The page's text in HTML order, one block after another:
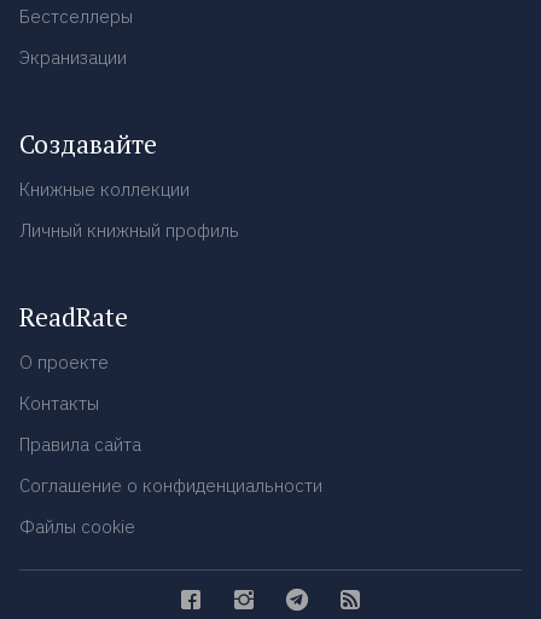
Бестселлеры
Экранизации
Создавайте
Книжные коллекции
Личный книжный профиль
ReadRate
О проекте
Контакты
Правила сайта
Соглашение о конфиденциальности
Файлы cookie